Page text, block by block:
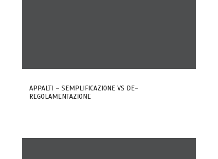
APPALTI – SEMPLIFICAZIONE VS DE-
REGOLAMENTAZIONE